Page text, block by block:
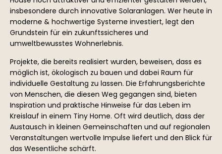
insbesondere durch innovative Solaranlagen. Wer heute in
moderne & hochwertige Systeme investiert, legt den
Grundstein für ein zukunftssicheres und
umweltbewusstes Wohnerlebnis.
Projekte, die bereits realisiert wurden, beweisen, dass es
möglich ist, ökologisch zu bauen und dabei Raum für
individuelle Gestaltung zu lassen. Die Erfahrungsberichte
von Menschen, die diesen Weg gegangen sind, bieten
Inspiration und praktische Hinweise für das Leben im
Kreislauf in einem Tiny Home. Oft wird deutlich, dass der
Austausch in kleinen Gemeinschaften und auf regionalen
Veranstaltungen wertvolle Impulse liefert und den Blick für
das Wesentliche schärft.